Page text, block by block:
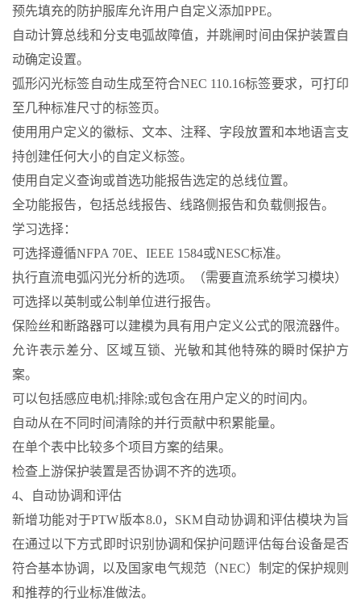
预先填充的防护服库允许用户自定义添加PPE。
自动计算总线和分支电弧故障值，并跳闸时间由保护装置自
动确定设置。
弧形闪光标签自动生成至符合NEC 110.16标签要求，可打印
至几种标准尺寸的标签页。
使用用户定义的徽标、文本、注释、字段放置和本地语言支
持创建任何大小的自定义标签。
使用自定义查询或首选功能报告选定的总线位置。
全功能报告，包括总线报告、线路侧报告和负载侧报告。
学习选择：
可选择遵循NFPA 70E、IEEE 1584或NESC标准。
执行直流电弧闪光分析的选项。（需要直流系统学习模块）
可选择以英制或公制单位进行报告。
保险丝和断路器可以建模为具有用户定义公式的限流器件。
允许表示差分、区域互锁、光敏和其他特殊的瞬时保护方
案。
可以包括感应电机;排除;或包含在用户定义的时间内。
自动从在不同时间清除的并行贡献中积累能量。
在单个表中比较多个项目方案的结果。
检查上游保护装置是否协调不齐的选项。
4、自动协调和评估
新增功能对于PTW版本8.0，SKM自动协调和评估模块为旨
在通过以下方式即时识别协调和保护问题评估每台设备是否
符合基本协调，以及国家电气规范（NEC）制定的保护规则
和推荐的行业标准做法。